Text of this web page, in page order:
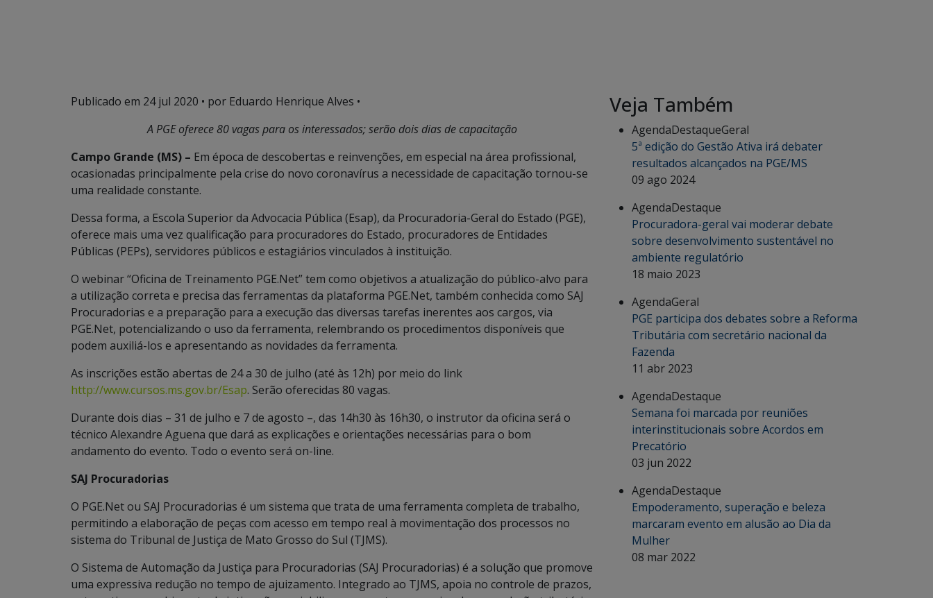
Publicado em 24 jul 2020 • por Eduardo Henrique Alves •
A PGE oferece 80 vagas para os interessados; serão dois dias de capacitação
Campo Grande (MS) – Em época de descobertas e reinvenções, em especial na área profissional,
ocasionadas principalmente pela crise do novo coronavírus a necessidade de capacitação tornou-se
uma realidade constante.
Dessa forma, a Escola Superior da Advocacia Pública (Esap), da Procuradoria-Geral do Estado (PGE),
oferece mais uma vez qualificação para procuradores do Estado, procuradores de Entidades
Públicas (PEPs), servidores públicos e estagiários vinculados à instituição.
O webinar “Oficina de Treinamento PGE.Net” tem como objetivos a atualização do público-alvo para
a utilização correta e precisa das ferramentas da plataforma PGE.Net, também conhecida como SAJ
Procuradorias e a preparação para a execução das diversas tarefas inerentes aos cargos, via
PGE.Net, potencializando o uso da ferramenta, relembrando os procedimentos disponíveis que
podem auxiliá-los e apresentando as novidades da ferramenta.
As inscrições estão abertas de 24 a 30 de julho (até às 12h) por meio do link
http://www.cursos.ms.gov.br/Esap. Serão oferecidas 80 vagas.
Durante dois dias – 31 de julho e 7 de agosto –, das 14h30 às 16h30, o instrutor da oficina será o
técnico Alexandre Aguena que dará as explicações e orientações necessárias para o bom
andamento do evento. Todo o evento será on-line.
SAJ Procuradorias
O PGE.Net ou SAJ Procuradorias é um sistema que trata de uma ferramenta completa de trabalho,
permitindo a elaboração de peças com acesso em tempo real à movimentação dos processos no
sistema do Tribunal de Justiça de Mato Grosso do Sul (TJMS).
O Sistema de Automação da Justiça para Procuradorias (SAJ Procuradorias) é a solução que promove
uma expressiva redução no tempo de ajuizamento. Integrado ao TJMS, apoia no controle de prazos,
Veja Também
AgendaDestaqueGeral
5ª edição do Gestão Ativa irá debater
resultados alcançados na PGE/MS
09 ago 2024
AgendaDestaque
Procuradora-geral vai moderar debate
sobre desenvolvimento sustentável no
ambiente regulatório
18 maio 2023
AgendaGeral
PGE participa dos debates sobre a Reforma
Tributária com secretário nacional da
Fazenda
11 abr 2023
AgendaDestaque
Semana foi marcada por reuniões
interinstitucionais sobre Acordos em
Precatório
03 jun 2022
AgendaDestaque
Empoderamento, superação e beleza
marcaram evento em alusão ao Dia da
Mulher
08 mar 2022